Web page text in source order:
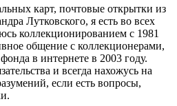
карт, почтовые открытки из
Лутковского, я есть во всех
коллекционированием с 1981
общение с коллекционерами,
в интернете в 2003 году.
и всегда нахожусь на
если есть вопросы,